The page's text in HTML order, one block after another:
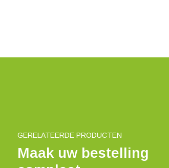
GERELATEERDE PRODUCTEN
Maak uw bestelling